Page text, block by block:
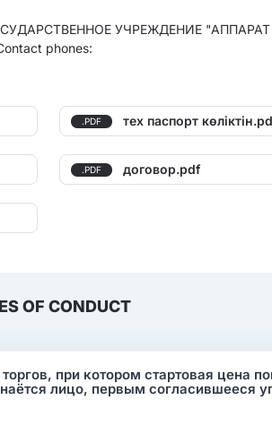
УЧРЕЖДЕНИЕ
phones:
.PDF тех паспорт
.PDF договор.pdf
OF CONDUCT
при котором стартовая цена
лицо, первым согласившееся